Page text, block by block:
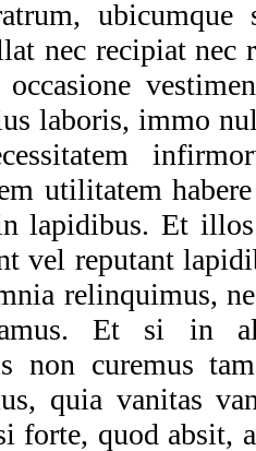
ubicumque
nec recipiat nec
occasione
laboris, immo
utilitatem
lapidibus. Et
vel reputant
relinquimus,
Et si in
non curemus
quia vanitas
forte, quod absit,